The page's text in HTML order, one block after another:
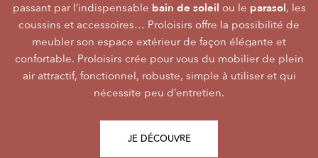
passant par l’indispensable bain de soleil ou le parasol, les
coussins et accessoires… Proloisirs offre la possibilité de
meubler son espace extérieur de façon élégante et
confortable. Proloisirs crée pour vous du mobilier de plein
air attractif, fonctionnel, robuste, simple à utiliser et qui
nécessite peu d’entretien.
JE DÉCOUVRE
ses différents matériaux et de sa fabrication, se joue des
frontières d’usage. Voir sonextérieurcomme une pièce à
part entière nécessite du style et le soin des détails.
L’illustration Océo passe par la qualité desplateaux
Trespa® qui équipent en exclusivité de nombreusestables
de jardinpour un plaisir d’usage durable.
JE DÉCOUVRE
Le mobilier d’extérieur Alizé apporte un souffle bien
agréable empreint de style, fonctionnalité, facilité
d’utilisation, prix, pour des instantsRepas, Salon,Détente
Alizé est créée pour bien vivre dehors, dans la joie, la
modernité, la simplicité, le plaisir d’être ensemble !
JE DÉCOUVRE